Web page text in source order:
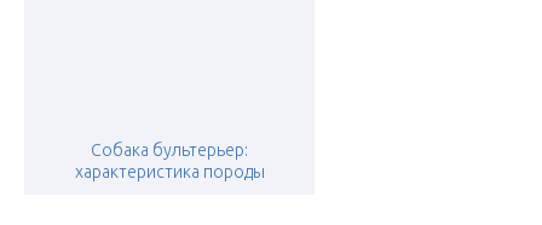
Собака бультерьер:
характеристика породы